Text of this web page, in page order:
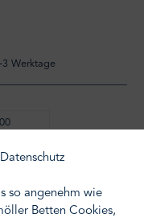
3 Werktage
so angenehm wie
Betten Cookies,